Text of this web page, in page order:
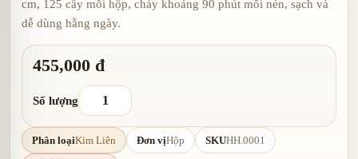
cm, 125 cây mỗi hộp, cháy khoảng 90 phút mỗi nén, sạch và
dễ dùng hằng ngày.
455,000 đ
Số lượng
Phân loạiKim Liên Đơn vịHộp SKUHH.0001